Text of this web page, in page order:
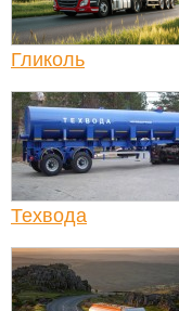
Гликоль
Техвода